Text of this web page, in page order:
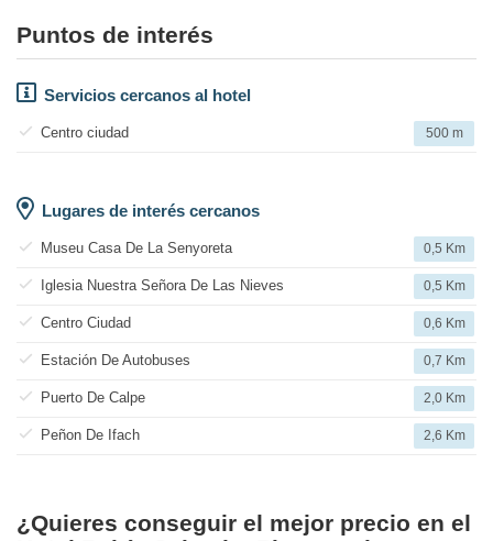
Puntos de interés
Servicios cercanos al hotel
Centro ciudad 500 m
Lugares de interés cercanos
Museu Casa De La Senyoreta 0,5 Km
Iglesia Nuestra Señora De Las Nieves 0,5 Km
Centro Ciudad 0,6 Km
Estación De Autobuses 0,7 Km
Puerto De Calpe 2,0 Km
Peñon De Ifach 2,6 Km
¿Quieres conseguir el mejor precio en el